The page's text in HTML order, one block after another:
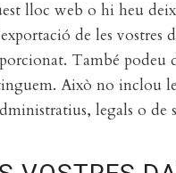
lloc web o hi heu
de les vostres
També podeu
Això no inclou
legals o de